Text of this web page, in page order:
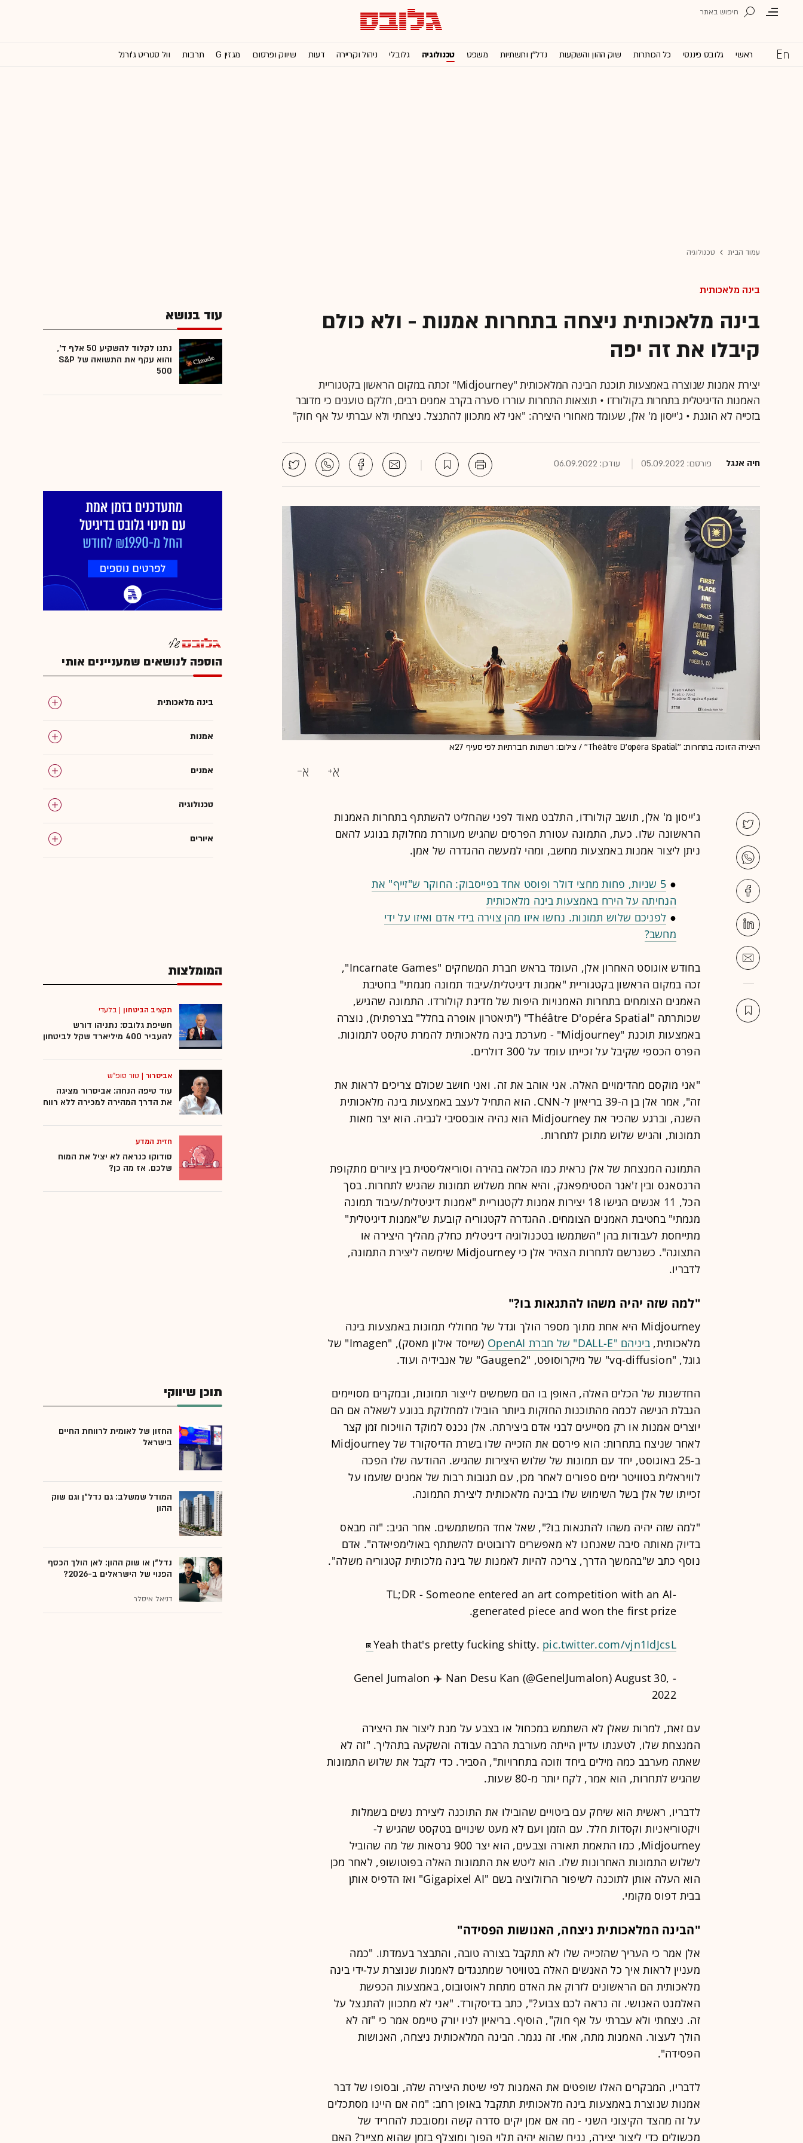
ראשי גלובס פיננסי כל הכותרות שוק ההון והשקעות נדל''ן ותשתיות משפט טכנולוגיה גלובלי ניהול וקריירה דעות שיווק ופרסום מגזין G תרבות וול סטריט ג'ורנל
עמוד הבית טכנולוגיה
בינה מלאכותית
בינה מלאכותית ניצחה בתחרות אמנות - ולא כולם
קיבלו את זה יפה
יצירת אמנות שנוצרה באמצעות תוכנת הבינה המלאכותית "Midjourney" זכתה במקום הראשון בקטגוריית
האמנות הדיגיטלית בתחרות בקולורדו • תוצאות התחרות עוררו סערה בקרב אמנים רבים, חלקם טוענים כי מדובר
בזכייה לא הוגנת • ג'ייסון מ' אלן, שעומד מאחורי היצירה: "אני לא מתכוון להתנצל. ניצחתי ולא עברתי על אף חוק"
חיה אנגל פורסם: 05.09.2022 עודכן: 06.09.2022
היצירה הזוכה בתחרות: ''Théâtre D'opéra Spatial'' / צילום: רשתות חברתיות לפי סעיף 27א
ג'ייסון מ' אלן, תושב קולורדו, התלבט מאוד לפני שהחליט להשתתף בתחרות האמנות
הראשונה שלו. כעת, התמונה עטורת הפרסים שהגיש מעוררת מחלוקת בנוגע להאם
ניתן ליצור אמנות באמצעות מחשב, ומהי למעשה ההגדרה של אמן.
● 5 שניות, פחות מחצי דולר ופוסט אחד בפייסבוק: החוקר ש"זייף" את
הנחיתה על הירח באמצעות בינה מלאכותית
● לפניכם שלוש תמונות. נחשו איזו מהן צוירה בידי אדם ואיזו על ידי
מחשב?
בחודש אוגוסט האחרון אלן, העומד בראש חברת המשחקים "Incarnate Games",
זכה במקום הראשון בקטגוריית "אמנות דיגיטלית/עיבוד תמונה מגמתי" בחטיבת
האמנים הצומחים בתחרות האמנויות היפות של מדינת קולורדו. התמונה שהגיש,
שכותרתה "Théâtre D'opéra Spatial" ("תיאטרון אופרה בחלל" בצרפתית), נוצרה
באמצעות תוכנת "Midjourney" - מערכת בינה מלאכותית להמרת טקסט לתמונות.
הפרס הכספי שקיבל על זכייתו עומד על 300 דולרים.
"אני מוקסם מהדימויים האלה. אני אוהב את זה. ואני חושב שכולם צריכים לראות את
זה", אמר אלן בן ה-39 בריאיון ל-CNN. הוא התחיל לעצב באמצעות בינה מלאכותית
השנה, וברגע שהכיר את Midjourney הוא נהיה אובססיבי לגביה. הוא יצר מאות
תמונות, והגיש שלוש מתוכן לתחרות.
התמונה המנצחת של אלן נראית כמו הכלאה בהירה וסוריאליסטית בין ציורים מתקופת
הרנסאנס ובין ז'אנר הסטימפאנק, והיא אחת משלוש תמונות שהגיש לתחרות. בסך
הכל, 11 אנשים הגישו 18 יצירות אמנות לקטגוריית "אמנות דיגיטלית/עיבוד תמונה
מגמתי" בחטיבת האמנים הצומחים. ההגדרה לקטגוריה קובעת ש"אמנות דיגיטלית"
מתייחסת לעבודות בהן "השתמשו בטכנולוגיה דיגיטלית כחלק מהליך היצירה או
התצוגה". כשנרשם לתחרות הצהיר אלן כי Midjourney שימשה ליצירת התמונה,
לדבריו.
"למה שזה יהיה משהו להתגאות בו?"
Midjourney היא אחת מתוך מספר הולך וגדל של מחוללי תמונות באמצעות בינה
מלאכותית, ביניהם "DALL-E" של חברת OpenAI
(שייסד אילון מאסק), "Imagen" של
גוגל, "vq-diffusion" של מיקרוסופט, "Gaugen2" של אנבידיה ועוד.
החדשנות של הכלים האלה, האופן בו הם משמשים לייצור תמונות, ובמקרים מסויימים
הגבלת הגישה לכמה מהתוכנות החזקות ביותר הובילו למחלוקת בנוגע לשאלה אם הם
יוצרים אמנות או רק מסייעים לבני אדם ביצירתה. אלן נכנס למוקד הוויכוח זמן קצר
לאחר שניצח בתחרות: הוא פירסם את הזכייה שלו בשרת הדיסקורד של Midjourney
ב-25 באוגוסט, יחד עם תמונות של שלוש היצירות שהגיש. ההודעה שלו הפכה
לוויראלית בטוויטר ימים ספורים לאחר מכן, עם תגובות רבות של אמנים שזעמו על
זכייתו של אלן בשל השימוש שלו בבינה מלאכותית ליצירת התמונה.
"למה שזה יהיה משהו להתגאות בו?", שאל אחד המשתמשים. אחר הגיב: "זה מבאס
בדיוק מאותה סיבה שאנחנו לא מאפשרים לרובוטים להשתתף באולימפיאדה". אדם
נוסף כתב ש"בהמשך הדרך, צריכה להיות לאמנות של בינה מלכותית קטגוריה משלה".
TL;DR - Someone entered an art competition with an AI-
generated piece and won the first prize.
Yeah that's pretty fucking shitty. pic.twitter.com/vjn1IdJcsL
- Genel Jumalon ✈️ Nan Desu Kan (@GenelJumalon)
August 30,
2022
עם זאת, למרות שאלן לא השתמש במכחול או בצבע על מנת ליצור את היצירה
המנצחת שלו, לטענתו עדיין הייתה מעורבת הרבה עבודה והשקעה בתהליך. "זה לא
שאתה מערבב כמה מילים ביחד וזוכה בתחרויות", הסביר. כדי לקבל את שלוש התמונות
שהגיש לתחרות, הוא אמר, לקח יותר מ-80 שעות.
לדבריו, ראשית הוא שיחק עם ביטויים שהובילו את התוכנה ליצירת נשים בשמלות
ויקטוריאניות וקסדות חלל. עם הזמן ועם לא מעט שינויים בטקסט שהגיש ל-
Midjourney, כמו התאמת תאורה וצבעים, הוא יצר 900 גרסאות של מה שהוביל
לשלוש התמונות האחרונות שלו. הוא ליטש את התמונות האלה בפוטושופ, לאחר מכן
הוא העלה אותן לתוכנה לשיפור הרזולוציה בשם "Gigapixel AI" ואז הדפיס אותן
בבית דפוס מקומי.
"הבינה המלאכותית ניצחה, האנושות הפסידה"
אלן אמר כי העריך שהזכייה שלו לא תתקבל בצורה טובה, והתבצר בעמדתו. "כמה
מעניין לראות איך כל האנשים האלה בטוויטר שמתנגדים לאמנות שנוצרת על-ידי בינה
מלאכותית הם הראשונים לזרוק את האדם מתחת לאוטובוס, באמצעות הכפשת
האלמנט האנושי. זה נראה לכם צבוע?", כתב בדיסקורד. "אני לא מתכוון להתנצל על
זה. ניצחתי ולא עברתי על אף חוק", הוסיף. בריאיון לניו יורק טיימס אמר כי "זה לא
הולך לעצור. האמנות מתה, אחי. זה נגמר. הבינה המלאכותית ניצחה, האנושות
הפסידה".
לדבריו, המבקרים האלו שופטים את האמנות לפי שיטת היצירה שלה, ובסופו של דבר
אמנות שנוצרת באמצעות בינה מלאכותית תתקבל באופן רחב: "מה אם היינו מסתכלים
על זה מהצד הקיצוני השני - מה אם אמן יקים סדרה קשה ומסובכת להחריד של
מכשולים כדי ליצור יצירה, נניח שהוא יהיה תלוי הפוך ומוצלף בזמן שהוא מצייר? האם
עוד בנושא
נתנו לקלוד להשקיע 50 אלף ד',
והוא עקף את התשואה של S&P
500
הוספה לנושאים שמעניינים אותי
בינה מלאכותית
אמנות
אמנים
טכנולוגיה
איורים
המומלצות
תקציב הביטחון |בלעדי
חשיפת גלובס: נתניהו דורש
להעביר 400 מיליארד שקל לביטחון
אביסרור| טור סופ"ש
עוד טיפה הנחה: אביסרור מציגה
את הדרך המהירה למכירה ללא רווח
חזית המדע
סודוקו כנראה לא יציל את המוח
שלכם. אז מה כן?
תוכן שיווקי
החזון של לאומית לרווחת החיים
בישראל
המודל שמשלב: גם נדל"ן וגם שוק
ההון
נדל"ן או שוק ההון: לאן הולך הכסף
הפנוי של הישראלים ב-2026?
דניאל איסלר